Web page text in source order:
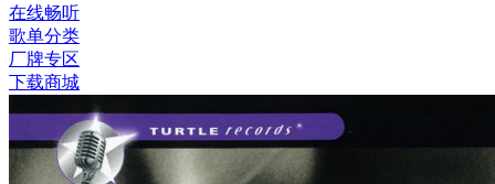
在线畅听
歌单分类
厂牌专区
下载商城